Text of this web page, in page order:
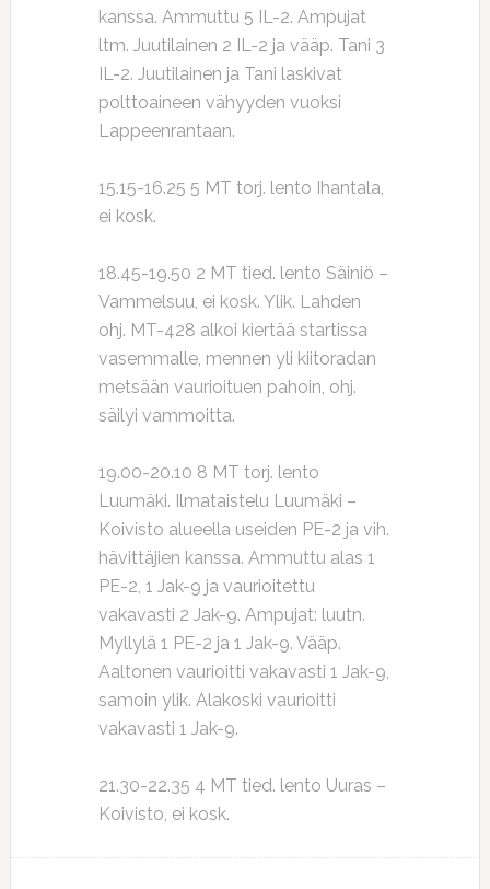
kanssa. Ammuttu 5 IL-2. Ampujat
ltm. Juutilainen 2 IL-2 ja vääp. Tani 3
IL-2. Juutilainen ja Tani laskivat
polttoaineen vähyyden vuoksi
Lappeenrantaan.
15.15-16.25 5 MT torj. lento Ihantala,
ei kosk.
18.45-19.50 2 MT tied. lento Säiniö –
Vammelsuu, ei kosk. Ylik. Lahden
ohj. MT-428 alkoi kiertää startissa
vasemmalle, mennen yli kiitoradan
metsään vaurioituen pahoin, ohj.
säilyi vammoitta.
19.00-20.10 8 MT torj. lento
Luumäki. Ilmataistelu Luumäki –
Koivisto alueella useiden PE-2 ja vih.
hävittäjien kanssa. Ammuttu alas 1
PE-2, 1 Jak-9 ja vaurioitettu
vakavasti 2 Jak-9. Ampujat: luutn.
Myllylä 1 PE-2 ja 1 Jak-9. Vääp.
Aaltonen vaurioitti vakavasti 1 Jak-9,
samoin ylik. Alakoski vaurioitti
vakavasti 1 Jak-9.
21.30-22.35 4 MT tied. lento Uuras –
Koivisto, ei kosk.